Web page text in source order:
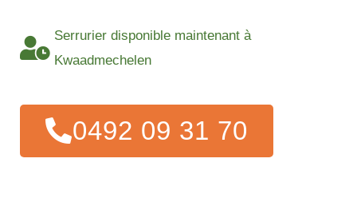
Serrurier disponible maintenant à
Kwaadmechelen
0492 09 31 70